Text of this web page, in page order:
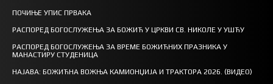
ПОЧИЊЕ УПИС ПРВАКА
РАСПОРЕД БОГОСЛУЖЕЊА ЗА БОЖИЋ У ЦРКВИ СВ. НИКОЛЕ У УШЋУ
РАСПОРЕД БОГОСЛУЖЕЊА ЗА ВРЕМЕ БОЖИЋНИХ ПРАЗНИКА У
МАНАСТИРУ СТУДЕНИЦА
НАЈАВА: БОЖИЋНА ВОЖЊА КАМИОНЏИЈА И ТРАКТОРА 2026. (ВИДЕО)